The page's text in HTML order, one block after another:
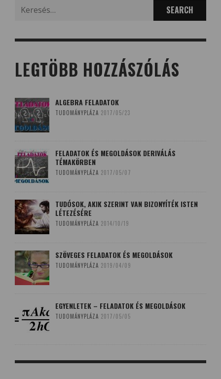
for:
LEGTÖBB HOZZÁSZÓLÁS
ALGEBRA FELADATOK
TUDOMÁNYPLÁZA 2017/05/23
FELADATOK ÉS MEGOLDÁSOK DERIVÁLÁS
TÉMAKÖRBEN
TUDOMÁNYPLÁZA 2017/05/07
TUDÓSOK, AKIK SZERINT VAN BIZONYÍTÉK ISTEN
LÉTEZÉSÉRE
TUDOMÁNYPLÁZA 2014/10/19
SZÖVEGES FELADATOK ÉS MEGOLDÁSOK
TUDOMÁNYPLÁZA 2019/04/09
EGYENLETEK – FELADATOK ÉS MEGOLDÁSOK
TUDOMÁNYPLÁZA 2017/05/05